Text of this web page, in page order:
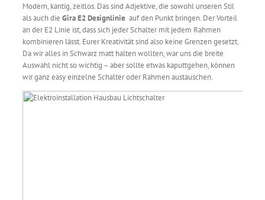
Modern, kantig, zeitlos. Das sind Adjektive, die sowohl unseren Stil
als auch die Gira E2 Designlinie auf den Punkt bringen. Der Vorteil
an der E2 Linie ist, dass sich jeder Schalter mit jedem Rahmen
kombinieren lässt. Eurer Kreativität sind also keine Grenzen gesetzt.
Da wir alles in Schwarz matt halten wollten, war uns die breite
Auswahl nicht so wichtig – aber sollte etwas kaputtgehen, können
wir ganz easy einzelne Schalter oder Rahmen austauschen.